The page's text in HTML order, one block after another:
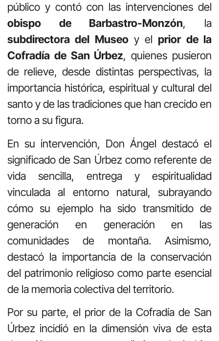
público y contó con las intervenciones del
obispo de Barbastro-Monzón, la
subdirectora del Museoy el prior de la
Cofradía de San Úrbez, quienes pusieron
de relieve, desde distintas perspectivas, la
importancia histórica, espiritual y cultural del
santo y de las tradiciones que han crecido en
torno a su figura.
En su intervención, Don Ángel destacó el
significado de San Úrbez como referente de
vida sencilla, entrega y espiritualidad
vinculada al entorno natural, subrayando
cómo su ejemplo ha sido transmitido de
generación en generación en las
comunidades de montaña. Asimismo,
destacó la importancia de la conservación
del patrimonio religioso como parte esencial
de la memoria colectiva del territorio.
Por su parte, el prior de la Cofradía de San
Úrbez incidió en la dimensión viva de esta